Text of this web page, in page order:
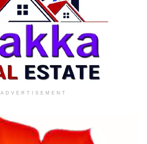
ADVERTISEMENT